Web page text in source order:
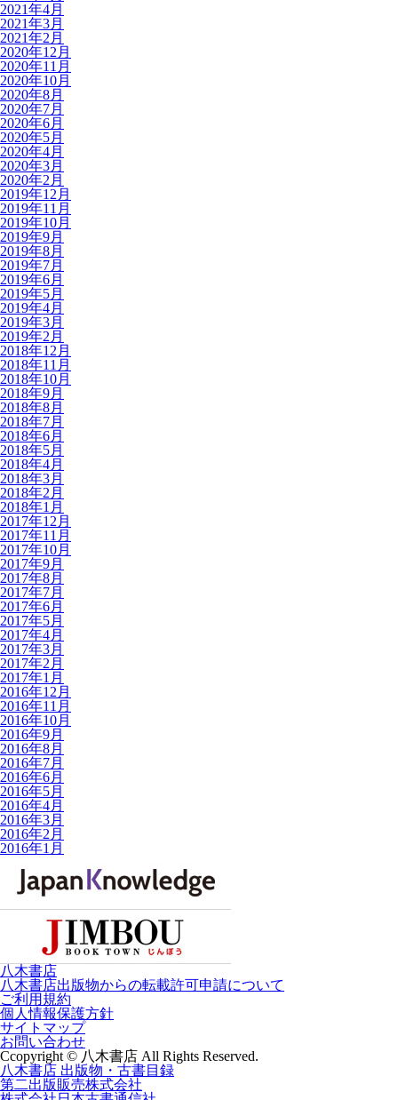
2021年4月
2021年3月
2021年2月
2020年12月
2020年11月
2020年10月
2020年8月
2020年7月
2020年6月
2020年5月
2020年4月
2020年3月
2020年2月
2019年12月
2019年11月
2019年10月
2019年9月
2019年8月
2019年7月
2019年6月
2019年5月
2019年4月
2019年3月
2019年2月
2018年12月
2018年11月
2018年10月
2018年9月
2018年8月
2018年7月
2018年6月
2018年5月
2018年4月
2018年3月
2018年2月
2018年1月
2017年12月
2017年11月
2017年10月
2017年9月
2017年8月
2017年7月
2017年6月
2017年5月
2017年4月
2017年3月
2017年2月
2017年1月
2016年12月
2016年11月
2016年10月
2016年9月
2016年8月
2016年7月
2016年6月
2016年5月
2016年4月
2016年3月
2016年2月
2016年1月
八木書店
八木書店出版物からの転載許可申請について
ご利用規約
個人情報保護方針
サイトマップ
お問い合わせ
Ccopyright © 八木書店 All Rights Reserved.
八木書店 出版物・古書目録
第二出版販売株式会社